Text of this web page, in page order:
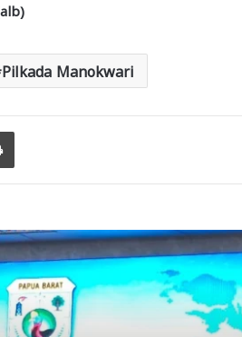
Pilkada Manokwari
Print